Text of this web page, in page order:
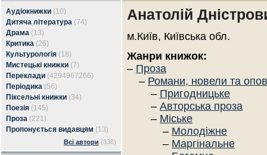
Аудіокнижки (10)
Дитяча література (74)
Драма (13)
Критика (26)
Культурологія (18)
Мистецькі книжки (7)
Переклади (4294967266)
Періодика (56)
Піксельні книжки (34)
Поезія (145)
Проза (221)
Пропонується видавцям (13)
Всі автори (336)
Анатолій
м.Київ, Київська обл.
Жанри книжок:
– Проза
– Романи, новели та
– Пригодницьке
– Авторська проза
– Міське
– Молодіжне
– Маргінальне